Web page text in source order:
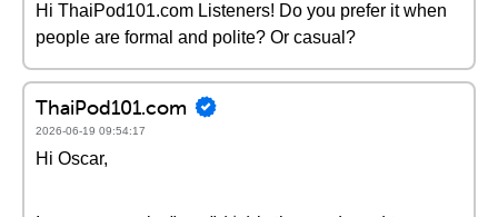
Hi ThaiPod101.com Listeners! Do you prefer it when
people are formal and polite? Or casual?
ThaiPod101.com
2026-06-19 09:54:17
Hi Oscar,